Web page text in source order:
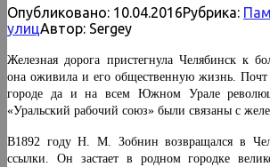
Опубликовано: 10.04.2016Рубрика:
улицАвтор: Sergey
Железная дорога пристегнула Челябинск к
она оживила и его общественную жизнь.
городе да и на всем Южном Урале
«Уральский рабочий союз» были связаны с
В1892 году Н. М. Зобнин возвращался в
ссылки. Он застает в родном городке